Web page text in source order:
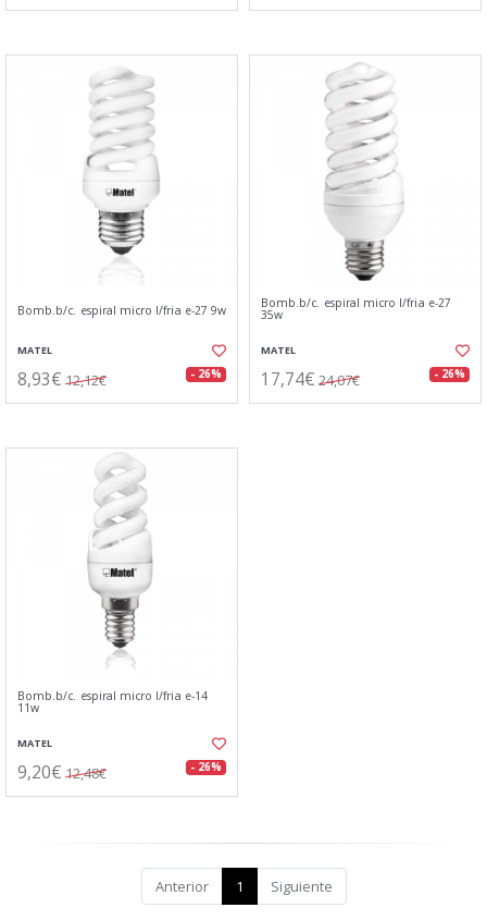
Bomb.b/c. espiral micro l/fria e-27 9w
MATEL
8,93€ 12,12€ - 26%
Bomb.b/c. espiral micro l/fria e-27
35w
MATEL
17,74€ 24,07€ - 26%
Bomb.b/c. espiral micro l/fria e-14
11w
MATEL
9,20€ 12,48€ - 26%
Anterior 1 Siguiente